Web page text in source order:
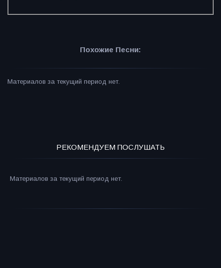
Похожие Песни:
Материалов за текущий период нет.
РЕКОМЕНДУЕМ ПОСЛУШАТЬ
Материалов за текущий период нет.